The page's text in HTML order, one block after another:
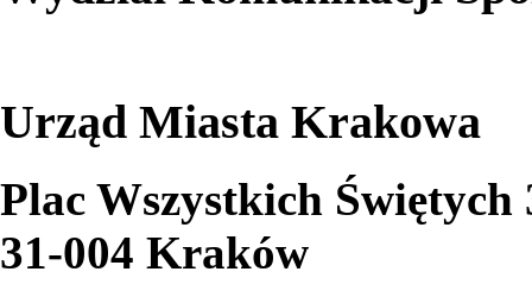
Urząd Miasta Krakowa
Plac Wszystkich Świętych
31-004 Kraków